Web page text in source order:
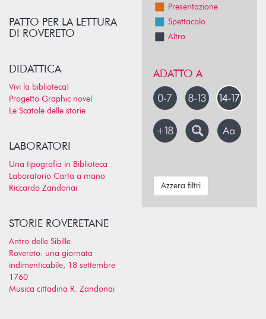
PATTO PER LA LETTURA
DI ROVERETO
DIDATTICA
Vivi la biblioteca!
Progetto Graphic novel
Le Scatole delle storie
LABORATORI
Una tipografia in Biblioteca
Laboratorio Carta a mano
Riccardo Zandonai
STORIE ROVERETANE
Antro delle Sibille
Rovereto: una giornata
indimenticabile, 18 settembre
1760
Musica cittadina R. Zandonai
Presentazione
Spettacolo
Altro
ADATTO A
Azzera filtri